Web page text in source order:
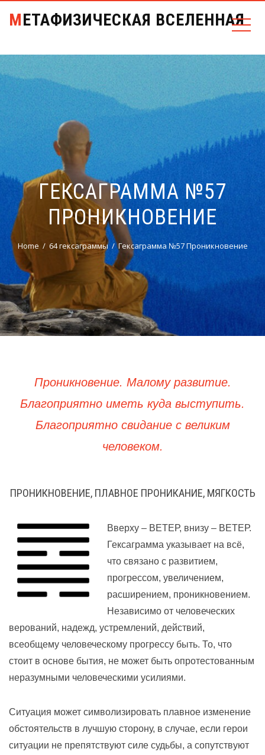
МЕТАФИЗИЧЕСКАЯ ВСЕЛЕННАЯ
ГЕКСАГРАММА №57
ПРОНИКНОВЕНИЕ
Home 64 гексаграммы Гексаграмма №57 Проникновение
Проникновение. Малому развитие.
Благоприятно иметь куда выступить.
Благоприятно свидание с великим
человеком.
ПРОНИКНОВЕНИЕ, ПЛАВНОЕ ПРОНИКАНИЕ, МЯГКОСТЬ
Вверху – ВЕТЕР, внизу – ВЕТЕР.
Гексаграмма указывает на всё,
что связано с развитием,
прогрессом, увеличением,
расширением, проникновением.
Независимо от человеческих
верований, надежд, устремлений, действий,
всеобщему человеческому прогрессу быть. То, что
стоит в основе бытия, не может быть опротестованным
неразумными человеческими усилиями.
Ситуация может символизировать плавное изменение
обстоятельств в лучшую сторону, в случае, если герои
ситуации не препятствуют силе судьбы, а сопутствуют